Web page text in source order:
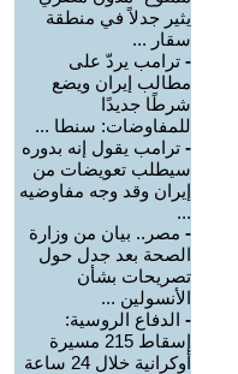
يثير جدلاً في منطقة
سقار ...
- ترامب يردّ على
مطالب إيران ويضع
شرطًا جديدًا
للمفاوضات: سنطا ...
- ترامب يقول إنه بدوره
سيطلب تعويضات من
إيران وقد وجه مفاوضيه
...
- مصر.. بيان من وزارة
الصحة بعد جدل حول
تصريحات بشأن
الأنسولين ...
- الدفاع الروسية:
إسقاط 215 مسيرة
أوكرانية خلال 24 ساعة